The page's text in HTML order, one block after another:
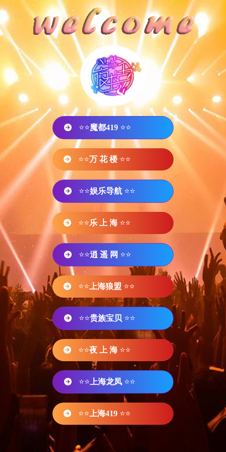
⭐⭐魔都419 ⭐⭐
⭐⭐万 花 楼 ⭐⭐
⭐⭐娱乐导航 ⭐⭐
⭐⭐乐 上 海 ⭐⭐
⭐⭐逍 遥 网 ⭐⭐
⭐⭐ 上海狼盟 ⭐⭐
⭐⭐贵族宝贝 ⭐⭐
⭐⭐夜 上 海 ⭐⭐
⭐⭐ 上海龙凤 ⭐⭐
⭐⭐ 上海419 ⭐⭐